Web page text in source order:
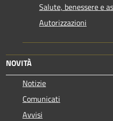
Salute, benessere e
Autorizzazioni
NOVITÀ
Notizie
Comunicati
Avvisi